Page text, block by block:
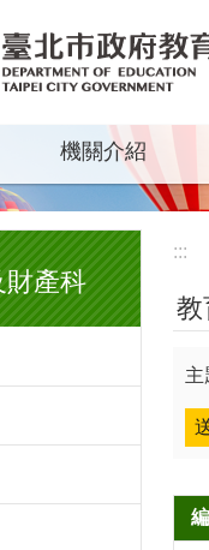
機關介紹
財產科
:::
教
主